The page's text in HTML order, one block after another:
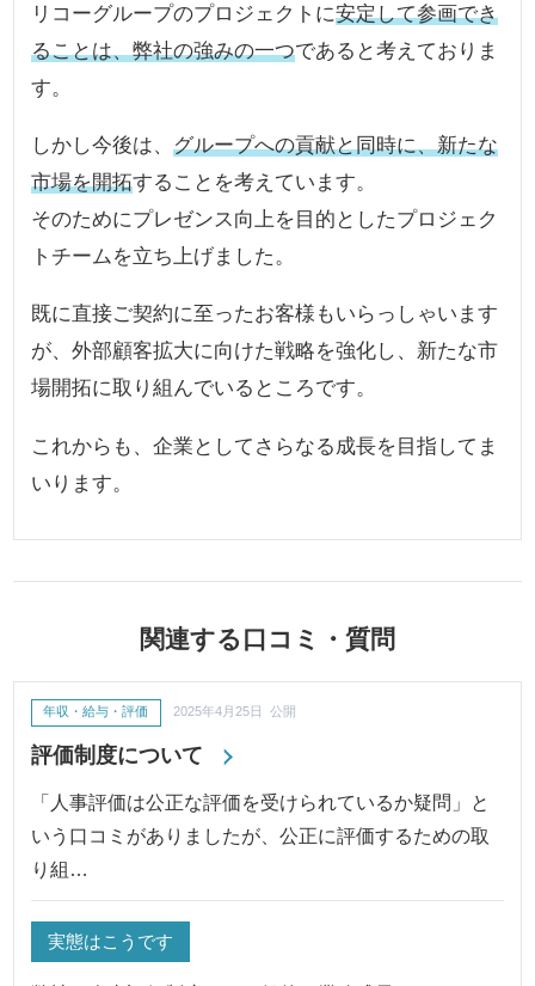
リコーグループのプロジェクトに安定して参画でき
ることは、弊社の強みの一つであると考えておりま
す。
しかし今後は、グループへの貢献と同時に、新たな
市場を開拓することを考えています。
そのためにプレゼンス向上を目的としたプロジェク
トチームを立ち上げました。
既に直接ご契約に至ったお客様もいらっしゃいます
が、外部顧客拡大に向けた戦略を強化し、新たな市
場開拓に取り組んでいるところです。
これからも、企業としてさらなる成長を目指してま
いります。
関連する口コミ・質問
評価制度について
年収・給与・評価 2025年4月25日 公開
「人事評価は公正な評価を受けられているか疑問」と
いう口コミがありましたが、公正に評価するための取
り組…
実態はこうです